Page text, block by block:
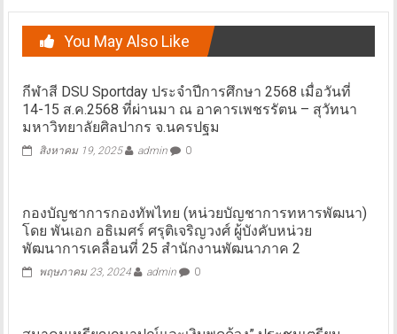
You May Also Like
กีฬาสี DSU Sportday ประจำปีการศึกษา 2568 เมื่อวันที่
14-15 ส.ค.2568 ที่ผ่านมา ณ อาคารเพชรรัตน – สุวัทนา
มหาวิทยาลัยศิลปากร จ.นครปฐม
สิงหาคม 19, 2025 admin 0
กองบัญชาการกองทัพไทย (หน่วยบัญชาการทหารพัฒนา)
โดย พันเอก อธิเมศร์ ศรุติเจริญวงศ์ ผู้บังคับหน่วย
พัฒนาการเคลื่อนที่ 25 สำนักงานพัฒนาภาค 2
พฤษภาคม 23, 2024 admin 0